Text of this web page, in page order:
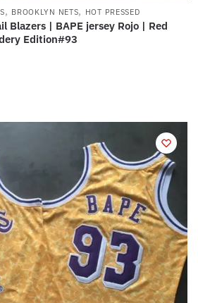
, BROOKLYN NETS, HOT PRESSED
Blazers | BAPE jersey Rojo | Red
Edition#93